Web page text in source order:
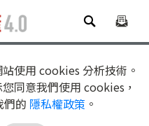
使用 cookies 分析技術。
同意我們使用 cookies，
們的 隱私權政策 。